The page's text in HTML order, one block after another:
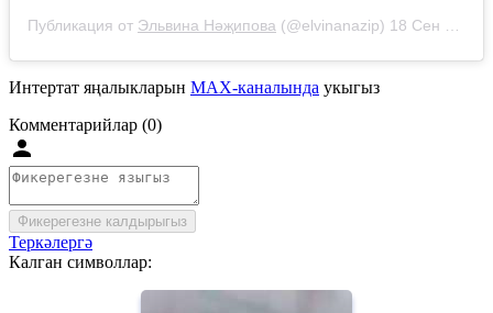
Публикация от Эльвина Нәҗипова (@elvinanazip) 18 Сен 2018 в 10:50 PDT
Интертат яңалыкларын MAX-каналында укыгыз
Комментарийлар (0)
Фикерегезне калдырыгыз
Теркәлергә
Калган символлар: